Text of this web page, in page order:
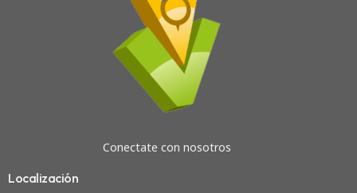
Conectate con nosotros
Localización